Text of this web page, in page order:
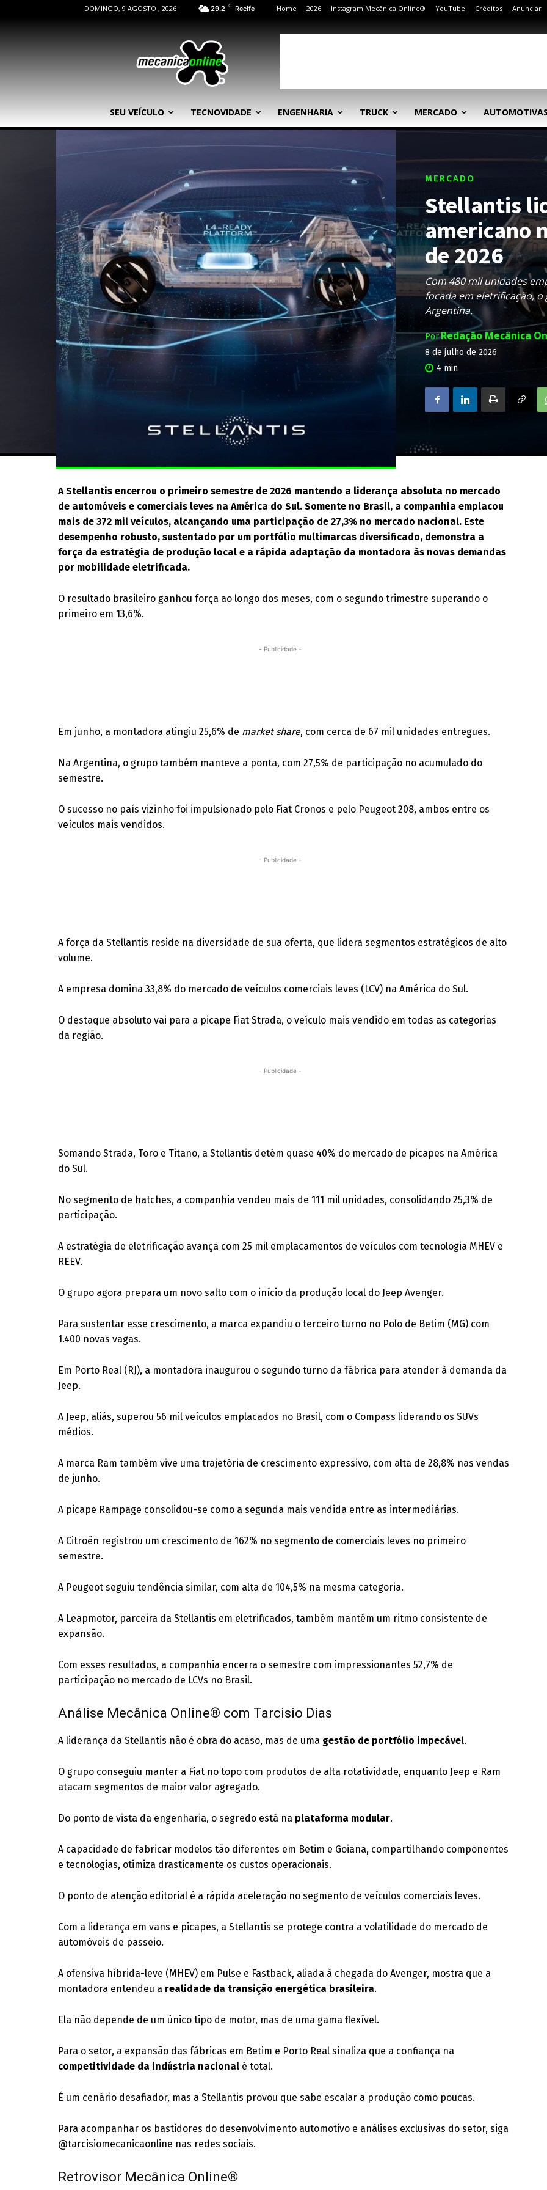
DOMINGO, 9 AGOSTO , 2026 29.2 C Recife Home 2026 Instagram Mecânica Online® YouTube Créditos Anunciar
SEU VEÍCULO TECNOVIDADE ENGENHARIA TRUCK MERCADO AUTOMOTIVAS
MERCADO
Stellantis
americano
de 2026
Com 480 mil unidades
focada em eletrificação,
Argentina.
PorRedação Mecânica
8 de julho de 2026
4 min
A Stellantis encerrou o primeiro semestre de 2026 mantendo a liderança absoluta no mercado
de automóveis e comerciais leves na América do Sul. Somente no Brasil, a companhia emplacou
mais de 372 mil veículos, alcançando uma participação de 27,3% no mercado nacional. Este
desempenho robusto, sustentado por um portfólio multimarcas diversificado, demonstra a
força da estratégia de produção local e a rápida adaptação da montadora às novas demandas
por mobilidade eletrificada.
O resultado brasileiro ganhou força ao longo dos meses, com o segundo trimestre superando o
primeiro em 13,6%.
- Publicidade -
Em junho, a montadora atingiu 25,6% de market share, com cerca de 67 mil unidades entregues.
Na Argentina, o grupo também manteve a ponta, com 27,5% de participação no acumulado do
semestre.
O sucesso no país vizinho foi impulsionado pelo Fiat Cronos e pelo Peugeot 208, ambos entre os
veículos mais vendidos.
- Publicidade -
A força da Stellantis reside na diversidade de sua oferta, que lidera segmentos estratégicos de alto
volume.
A empresa domina 33,8% do mercado de veículos comerciais leves (LCV) na América do Sul.
O destaque absoluto vai para a picape Fiat Strada, o veículo mais vendido em todas as categorias
da região.
- Publicidade -
Somando Strada, Toro e Titano, a Stellantis detém quase 40% do mercado de picapes na América
do Sul.
No segmento de hatches, a companhia vendeu mais de 111 mil unidades, consolidando 25,3% de
participação.
A estratégia de eletrificação avança com 25 mil emplacamentos de veículos com tecnologia MHEV e
REEV.
O grupo agora prepara um novo salto com o início da produção local do Jeep Avenger.
Para sustentar esse crescimento, a marca expandiu o terceiro turno no Polo de Betim (MG) com
1.400 novas vagas.
Em Porto Real (RJ), a montadora inaugurou o segundo turno da fábrica para atender à demanda da
Jeep.
A Jeep, aliás, superou 56 mil veículos emplacados no Brasil, com o Compass liderando os SUVs
médios.
A marca Ram também vive uma trajetória de crescimento expressivo, com alta de 28,8% nas vendas
de junho.
A picape Rampage consolidou-se como a segunda mais vendida entre as intermediárias.
A Citroën registrou um crescimento de 162% no segmento de comerciais leves no primeiro
semestre.
A Peugeot seguiu tendência similar, com alta de 104,5% na mesma categoria.
A Leapmotor, parceira da Stellantis em eletrificados, também mantém um ritmo consistente de
expansão.
Com esses resultados, a companhia encerra o semestre com impressionantes 52,7% de
participação no mercado de LCVs no Brasil.
Análise Mecânica Online® com Tarcisio Dias
A liderança da Stellantis não é obra do acaso, mas de uma gestão de portfólio impecável.
O grupo conseguiu manter a Fiat no topo com produtos de alta rotatividade, enquanto Jeep e Ram
atacam segmentos de maior valor agregado.
Do ponto de vista da engenharia, o segredo está na plataforma modular.
A capacidade de fabricar modelos tão diferentes em Betim e Goiana, compartilhando componentes
e tecnologias, otimiza drasticamente os custos operacionais.
O ponto de atenção editorial é a rápida aceleração no segmento de veículos comerciais leves.
Com a liderança em vans e picapes, a Stellantis se protege contra a volatilidade do mercado de
automóveis de passeio.
A ofensiva híbrida-leve (MHEV) em Pulse e Fastback, aliada à chegada do Avenger, mostra que a
montadora entendeu a realidade da transição energética brasileira.
Ela não depende de um único tipo de motor, mas de uma gama flexível.
Para o setor, a expansão das fábricas em Betim e Porto Real sinaliza que a confiança na
competitividade da indústria nacional é total.
É um cenário desafiador, mas a Stellantis provou que sabe escalar a produção como poucas.
Para acompanhar os bastidores do desenvolvimento automotivo e análises exclusivas do setor, siga
@tarcisiomecanicaonline nas redes sociais.
Retrovisor Mecânica Online®